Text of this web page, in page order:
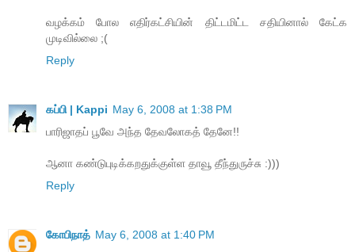
வழக்கம் போல எதிர்கட்சியின் திட்டமிட்ட சதியினால் கேட்க
முடிவில்லை ;(
Reply
கப்பி | Kappi May 6, 2008 at 1:38 PM
பாரிஜாதப் பூவே அந்த தேவலோகத் தேனே!!
ஆனா கண்டுபுடிக்கறதுக்குள்ள தாவூ தீந்துருச்சு :)))
Reply
கோபிநாத் May 6, 2008 at 1:40 PM